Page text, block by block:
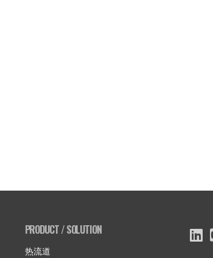
PRODUCT / SOLUTION
热流道